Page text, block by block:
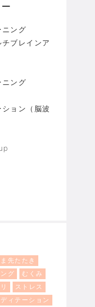
ニング
ブレインア
ング
ョン（脳波
先たたき
グ
むくみ
ストレス
ィテーション